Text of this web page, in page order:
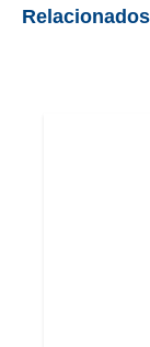
Relacionados